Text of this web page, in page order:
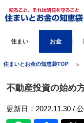
住まい お金
住まいとお金の知恵袋TOP
不動産投資の始め
更新日： 2022.11.30 /